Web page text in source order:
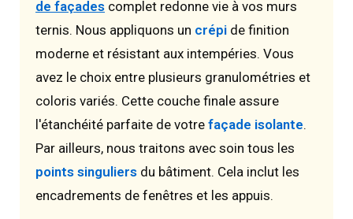
de façades complet redonne vie à vos murs
ternis. Nous appliquons un crépi de finition
moderne et résistant aux intempéries. Vous
avez le choix entre plusieurs granulométries et
coloris variés. Cette couche finale assure
l'étanchéité parfaite de votre façade isolante.
Par ailleurs, nous traitons avec soin tous les
points singuliers du bâtiment. Cela inclut les
encadrements de fenêtres et les appuis.